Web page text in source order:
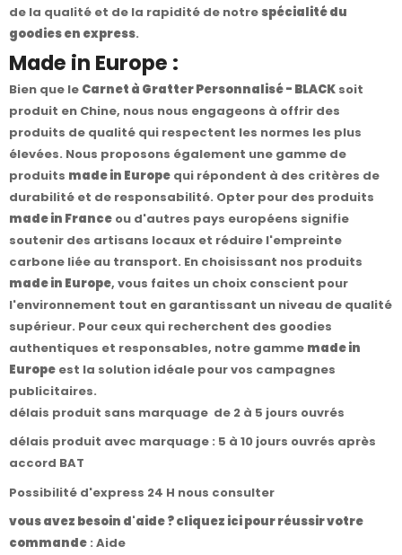
de la qualité et de la rapidité de notrespécialité du
goodies en express.
Made in Europe :
Bien que le Carnet à Gratter Personnalisé - BLACK soit
produit en Chine, nous nous engageons à offrir des
produits de qualité qui respectent les normes les plus
élevées. Nous proposons également une gamme de
produits made in Europe qui répondent à des critères de
durabilité et de responsabilité. Opter pour des produits
made in France ou d'autres pays européens signifie
soutenir des artisans locaux et réduire l'empreinte
carbone liée au transport. En choisissant nos produits
made in Europe, vous faites un choix conscient pour
l'environnement tout en garantissant un niveau de qualité
supérieur. Pour ceux qui recherchent des goodies
authentiques et responsables, notre gamme made in
Europe est la solution idéale pour vos campagnes
publicitaires.
délais produit sans marquage de 2 à 5 jours ouvrés
délais produit avec marquage : 5 à 10 jours ouvrés après
accord BAT
Possibilité d'express 24 H nous consulter
vous avez besoin d'aide ? cliquez ici pour réussir votre
commande : Aide